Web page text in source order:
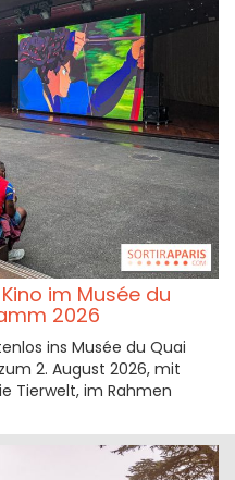
im Musée du
2026
ins Musée du Quai
2. August 2026, mit
Tierwelt, im Rahmen